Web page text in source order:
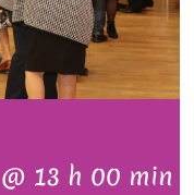
13 h 00 min